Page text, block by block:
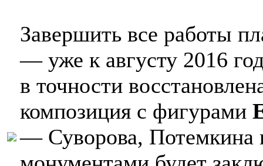
Завершить все работы
— уже к августу 2016
в точности
композиция с фигурами
— Суворова, Потемкина